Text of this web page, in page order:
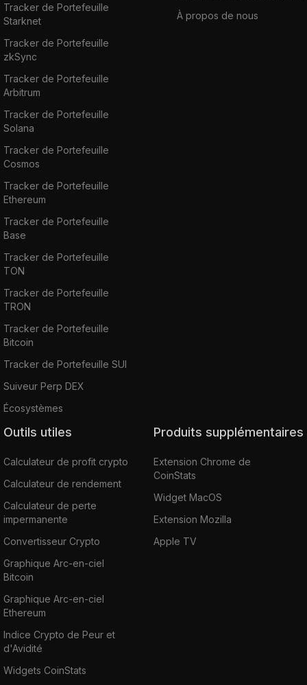
Tracker de Portefeuille
Starknet
Tracker de Portefeuille
zkSync
Tracker de Portefeuille
Arbitrum
Tracker de Portefeuille
Solana
Tracker de Portefeuille
Cosmos
Tracker de Portefeuille
Ethereum
Tracker de Portefeuille
Base
Tracker de Portefeuille
TON
Tracker de Portefeuille
TRON
Tracker de Portefeuille
Bitcoin
Tracker de Portefeuille SUI
Suiveur Perp DEX
Écosystèmes
À propos de nous
Outils utiles
Calculateur de profit crypto
Calculateur de rendement
Calculateur de perte
impermanente
Convertisseur Crypto
Graphique Arc-en-ciel
Bitcoin
Graphique Arc-en-ciel
Ethereum
Indice Crypto de Peur et
d'Avidité
Widgets CoinStats
Produits supplémentaires
Extension Chrome de
CoinStats
Widget MacOS
Extension Mozilla
Apple TV